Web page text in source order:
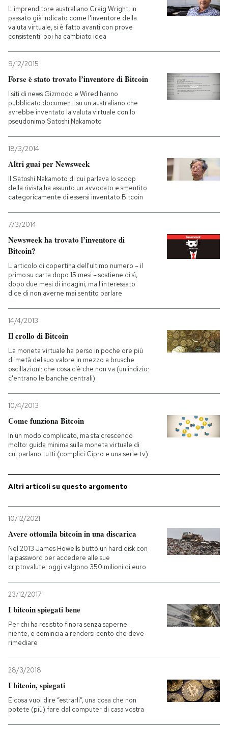
AREA PERSONALE
Entra
L'imprenditore australiano Craig Wright, in
passato già indicato come l'inventore della
valuta virtuale, si è fatto avanti con prove
consistenti: poi ha cambiato idea
9/12/2015
Forse è stato trovato l’inventore di Bitcoin
I siti di news Gizmodo e Wired hanno
pubblicato documenti su un australiano che
avrebbe inventato la valuta virtuale con lo
pseudonimo Satoshi Nakamoto
18/3/2014
Altri guai per Newsweek
Il Satoshi Nakamoto di cui parlava lo scoop
della rivista ha assunto un avvocato e smentito
categoricamente di essersi inventato Bitcoin
7/3/2014
Newsweek ha trovato l’inventore di
Bitcoin?
L'articolo di copertina dell'ultimo numero – il
primo su carta dopo 15 mesi – sostiene di sì,
dopo due mesi di indagini, ma l'interessato
dice di non averne mai sentito parlare
14/4/2013
Il crollo di Bitcoin
La moneta virtuale ha perso in poche ore più
di metà del suo valore in mezzo a brusche
oscillazioni: che cosa c'è che non va (un indizio:
c'entrano le banche centrali)
10/4/2013
Come funziona Bitcoin
In un modo complicato, ma sta crescendo
molto: guida minima sulla moneta virtuale di
cui parlano tutti (complici Cipro e una serie tv)
Altri articoli su questo argomento
10/12/2021
Avere ottomila bitcoin in una discarica
Nel 2013 James Howells buttò un hard disk con
la password per accedere alle sue
criptovalute: oggi valgono 350 milioni di euro
23/12/2017
I bitcoin spiegati bene
Per chi ha resistito finora senza saperne
niente, e comincia a rendersi conto che deve
rimediare
28/3/2018
I bitcoin, spiegati
E cosa vuol dire “estrarli”, una cosa che non
potete (più) fare dal computer di casa vostra